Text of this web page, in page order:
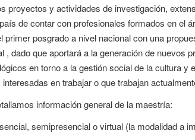
proyectos y actividades de investigación,
de contar con profesionales formados en el
primer posgrado a nivel nacional con una
, dado que aportará a la generación de nuevos
en torno a la gestión social de la cultura
en trabajar o que trabajan
información general de la maestría:
semipresencial o virtual (la modalidad a